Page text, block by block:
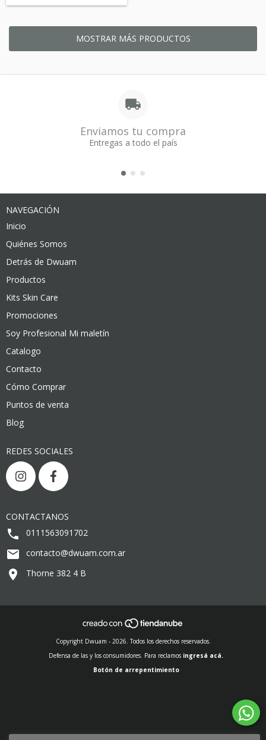
MOSTRAR MÁS PRODUCTOS
Enviamos tu compra
Entregas a todo el país
NAVEGACIÓN
Inicio
Quiénes Somos
Detrás de Dwuam
Productos
Kits Skin Care
Promociones
Soy Profesional Mi maletín
Catalogo
Contacto
Cómo Comprar
Puntos de venta
Blog
REDES SOCIALES
CONTACTANOS
0111563091702
contacto@dwuam.com.ar
Thorne 382 4 B
Copyright Dwuam - 2026. Todos los derechos reservados.
Defensa de las y los consumidores. Para reclamos ingresá acá.
Botón de arrepentimiento